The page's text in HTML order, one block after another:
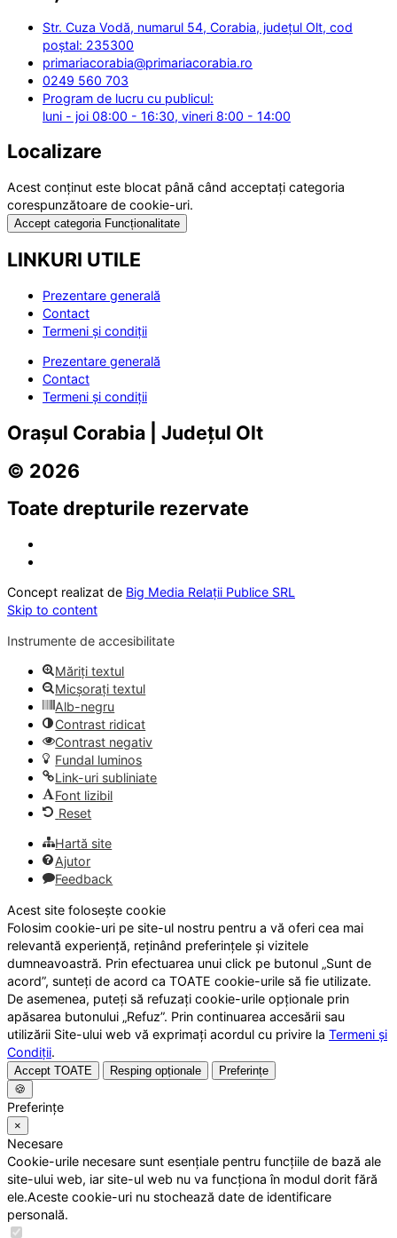
Str. Cuza Vodă, numarul 54, Corabia, județul Olt, cod
poștal: 235300
primariacorabia@primariacorabia.ro
0249 560 703
Program de lucru cu publicul:
luni - joi 08:00 - 16:30, vineri 8:00 - 14:00
Localizare
Acest conținut este blocat până când acceptați categoria
corespunzătoare de cookie-uri.
Accept categoria Funcționalitate
LINKURI UTILE
Prezentare generală
Contact
Termeni și condiții
Prezentare generală
Contact
Termeni și condiții
Orașul Corabia | Județul Olt
© 2026
Toate drepturile rezervate
Concept realizat de Big Media Relații Publice SRL
Skip to content
Instrumente de accesibilitate
Măriți textul
Micșorați textul
Alb-negru
Contrast ridicat
Contrast negativ
Fundal luminos
Link-uri subliniate
Font lizibil
Reset
Hartă site
Ajutor
Feedback
Acest site folosește cookie
Folosim cookie-uri pe site-ul nostru pentru a vă oferi cea mai
relevantă experiență, reținând preferințele și vizitele
dumneavoastră. Prin efectuarea unui click pe butonul „Sunt de
acord”, sunteți de acord ca TOATE cookie-urile să fie utilizate.
De asemenea, puteți să refuzați cookie-urile opționale prin
apăsarea butonului „Refuz”. Prin continuarea accesării sau
utilizării Site-ului web vă exprimați acordul cu privire la Termeni și
Condiții.
Accept TOATE Resping opționale
Preferințe
🍪
Preferințe
×
Necesare
Cookie-urile necesare sunt esențiale pentru funcțiile de bază ale
site-ului web, iar site-ul web nu va funcționa în modul dorit fără
ele.Aceste cookie-uri nu stochează date de identificare
personală.